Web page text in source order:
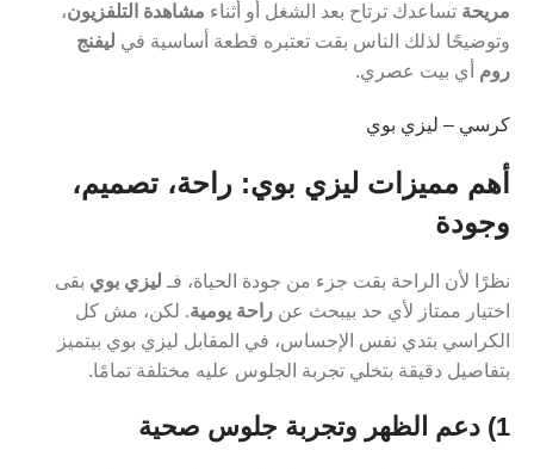
مريحة تساعدك ترتاح بعد الشغل أو أثناء مشاهدة التلفزيون،
وتوضيحًا لذلك الناس بقت تعتبره قطعة أساسية في ليفنج
روم أي بيت عصري.
كرسي – ليزي بوي
أهم مميزات ليزي بوي: راحة، تصميم،
وجودة
نظرًا لأن الراحة بقت جزء من جودة الحياة، فـ ليزي بوي بقى
اختيار ممتاز لأي حد بيبحث عن راحة يومية. لكن، مش كل
الكراسي بتدي نفس الإحساس، في المقابل ليزي بوي بيتميز
بتفاصيل دقيقة بتخلي تجربة الجلوس عليه مختلفة تمامًا.
1) دعم الظهر وتجربة جلوس صحية